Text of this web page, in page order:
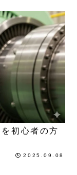
初心者の方
2025.09.08